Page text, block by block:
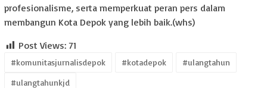
profesionalisme, serta memperkuat peran pers dalam
membangun Kota Depok yang lebih baik.(whs)
Post Views: 71
#komunitasjurnalisdepok #kotadepok
#ulangtahun
#ulangtahunkjd